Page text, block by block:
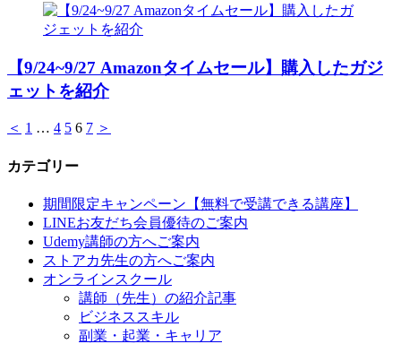
【9/24~9/27 Amazonタイムセール】購入したガジ
ェットを紹介
＜ 1 … 4 5 6 7 ＞
カテゴリー
期間限定キャンペーン【無料で受講できる講座】
LINEお友だち会員優待のご案内
Udemy講師の方へご案内
ストアカ先生の方へご案内
オンラインスクール
講師（先生）の紹介記事
ビジネススキル
副業・起業・キャリア